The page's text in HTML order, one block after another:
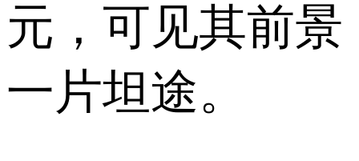
元，可见其前景
一片坦途。